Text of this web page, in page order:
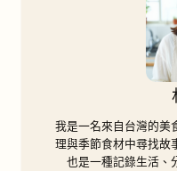
我是一名來自台灣的美
理與季節食材中尋找故
也是一種記錄生活、